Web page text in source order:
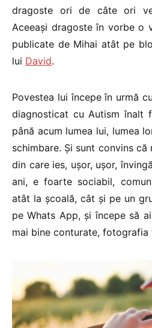
dragoste ori de câte ori
Aceeași dragoste în vorbe o
publicate de Mihai atât pe
lui David.
Povestea lui începe în urmă
diagnosticat cu Autism înalt
până acum lumea lui, lumea
schimbare. Și sunt convins că
din care ies, ușor, ușor,
ani, e foarte sociabil,
atât la școală, cât și pe un
pe Whats App, și începe să
mai bine conturate, fotografia